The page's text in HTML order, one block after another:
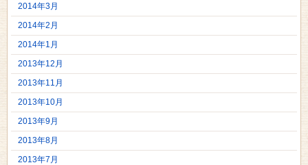
2014年3月
2014年2月
2014年1月
2013年12月
2013年11月
2013年10月
2013年9月
2013年8月
2013年7月